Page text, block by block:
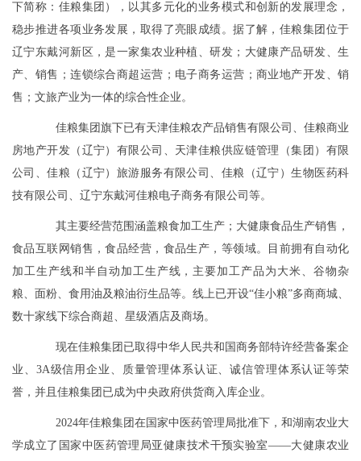
下简称：佳粮集团），以其多元化的业务模式和创新的发展理念，
稳步推进各项业务发展，取得了亮眼成绩。据了解，佳粮集团位于
辽宁东戴河新区，是一家集农业种植、研发；大健康产品研发、生
产、销售；连锁综合商超运营；电子商务运营；商业地产开发、销
售；文旅产业为一体的综合性企业。
佳粮集团旗下已有天津佳粮农产品销售有限公司、佳粮商业
房地产开发（辽宁）有限公司、天津佳粮供应链管理（集团）有限
公司、佳粮（辽宁）旅游服务有限公司、佳粮（辽宁）生物医药科
技有限公司、辽宁东戴河佳粮电子商务有限公司等。
其主要经营范围涵盖粮食加工生产；大健康食品生产销售，
食品互联网销售，食品经营，食品生产，等领域。目前拥有自动化
加工生产线和半自动加工生产线，主要加工产品为大米、谷物杂
粮、面粉、食用油及粮油衍生品等。线上已开设“佳小粮”多商商城、
数十家线下综合商超、星级酒店及商场。
现在佳粮集团已取得中华人民共和国商务部特许经营备案企
业、3A级信用企业、质量管理体系认证、诚信管理体系认证等荣
誉，并且佳粮集团已成为中央政府供货商入库企业。
2024年佳粮集团在国家中医药管理局批准下，和湖南农业大
学成立了国家中医药管理局亚健康技术干预实验室——大健康农业